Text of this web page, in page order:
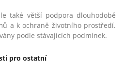
také větší podpora dlouhodobě
a k ochraně životního prostředí.
podle stávajících podmínek.
pro ostatní